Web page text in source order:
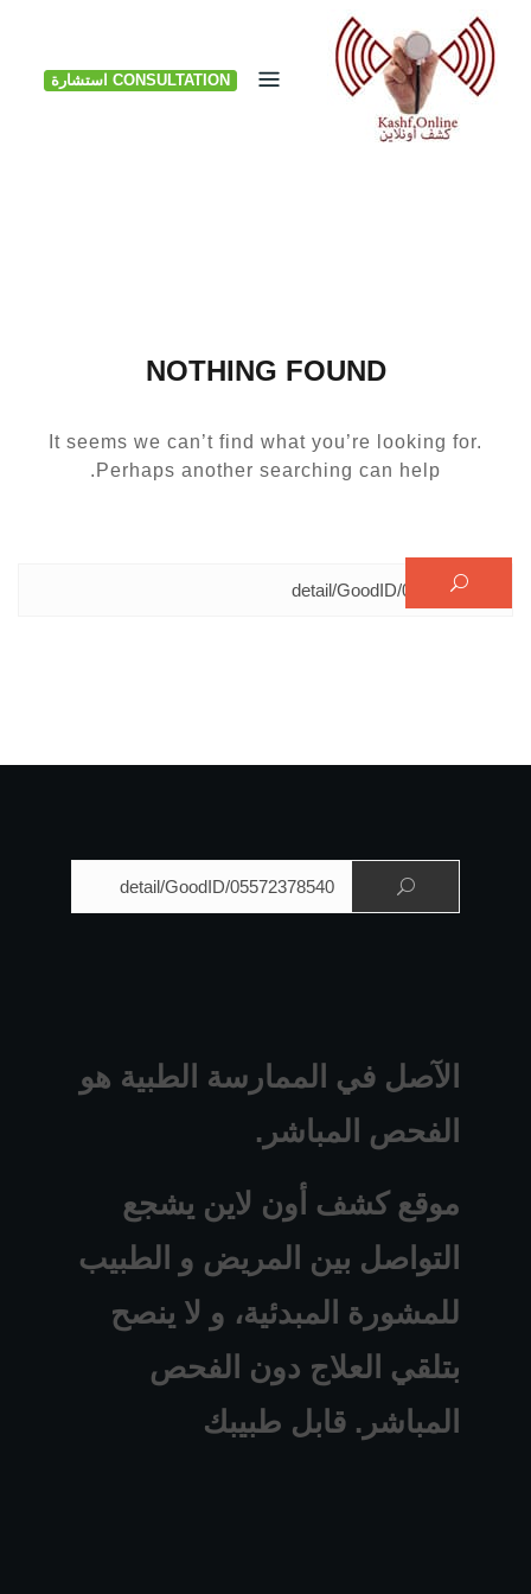
Skip
content
CONSULTATION استشارة
NOTHING FOUND
It seems we can’t find what you’re looking for.
Perhaps another searching can help.
البحث عن:
الآصل في الممارسة الطبية هو
الفحص المباشر.
موقع كشف أون لاين يشجع
التواصل بين المريض و الطبيب
للمشورة المبدئية، و لا ينصح
بتلقي العلاج دون الفحص
المباشر. قابل طبيبك